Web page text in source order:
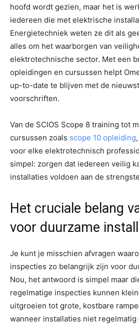
hoofd wordt gezien, maar het is
iedereen die met elektrische
Energietechniek weten ze dit als
alles om het waarborgen van
elektrotechnische sector. Met een
opleidingen en cursussen helpt
up-to-date te blijven met de
voorschriften.
Van de SCIOS Scope 8 training tot
cursussen zoals scope 10 opleiding
voor elke elektrotechnisch
simpel: zorgen dat iedereen veilig
installaties voldoen aan de
Het cruciale belang
voor duurzame
Je kunt je misschien afvragen
inspecties zo belangrijk zijn voor
Nou, het antwoord is simpel maar
regelmatige inspecties kunnen
uitgroeien tot grote, kostbare
wanneer installaties niet